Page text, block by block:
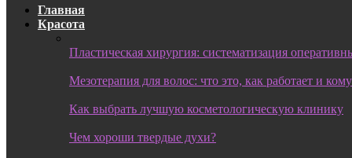
Главная
Красота
Пластическая хирургия: систематизация
Мезотерапия для волос: что это, как работает и
Как выбрать лучшую косметологическую клинику
Чем хороши твердые духи?